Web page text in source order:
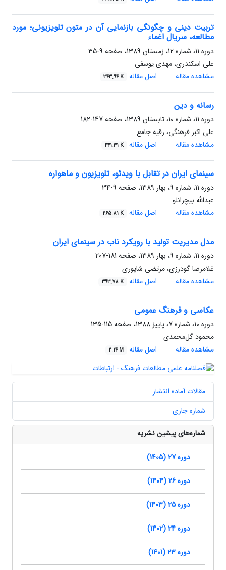
تربیت دینی و چگونگی بازنمایی آن در متون تلویزیونی؛ مورد
مطالعه، سریال اغماء
دوره 11، شماره 12، زمستان 1389، صفحه
9-35
علی اسکندری، مهدی یوسفی
مشاهده مقاله
اصل مقاله 343.94 K
رسانه و دین
دوره 11، شماره 10، تابستان 1389، صفحه
147-182
علی اکبر فرهنگی، رقیه جامع
مشاهده مقاله
اصل مقاله 441.31 K
سینمای ایران در تقابل با ویدئو، تلویزیون و ماهواره
دوره 11، شماره 9، بهار 1389، صفحه
9-34
عبدالله بیچرانلو
مشاهده مقاله
اصل مقاله 265.81 K
مدل مدیریت تولید با رویکرد ناب در سینمای ایران
دوره 11، شماره 9، بهار 1389، صفحه
181-207
غلامرضا گودرزی، مرتضی شاپوری
مشاهده مقاله
اصل مقاله 393.78 K
عکاسی و فرهنگ عمومی
دوره 10، شماره 7، پاییز 1388، صفحه
115-135
محمود گل‌محمدی
مشاهده مقاله
اصل مقاله 2.14 M
مقالات آماده انتشار
شماره جاری
شماره‌های پیشین نشریه
دوره 27 (1405)
دوره 26 (1404)
دوره 25 (1403)
دوره 24 (1402)
دوره 23 (1401)